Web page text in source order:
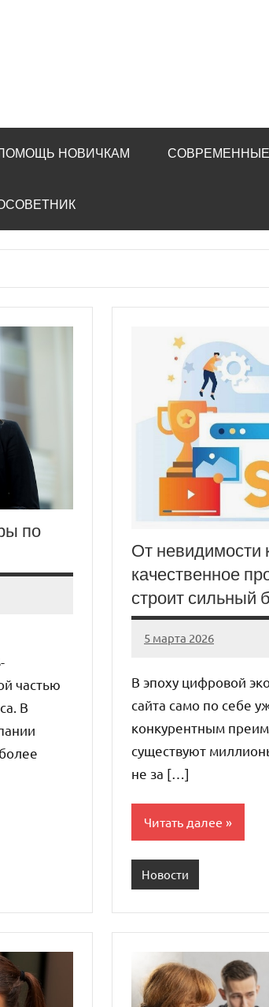
НОВИЧКАМ
по
частью
В
От невидимости
качественное
строит сильный
5 марта 2026
Avtor
Нет
В эпоху цифровой
сайта само по себе
конкурентным
существуют
не за […]
Читать далее
Новости